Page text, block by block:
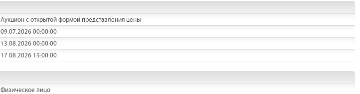
Аукцион с открытой формой представления цены
09.07.2026 00:00:00
13.08.2026 00:00:00
17.08.2026 15:00:00
Физическое лицо